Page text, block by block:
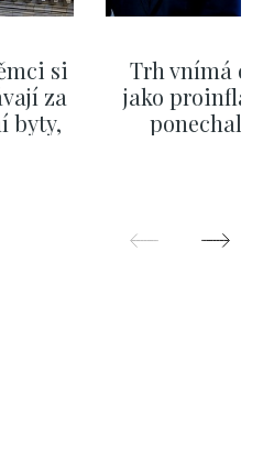
si
za
byty,
Trh vnímá
jako
ponechali